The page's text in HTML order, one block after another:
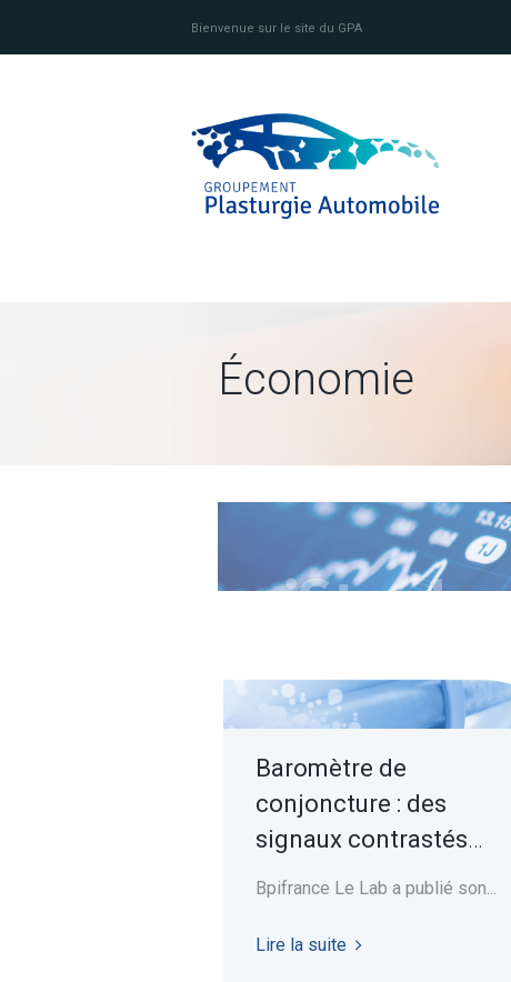
Bienvenue sur le site du GPA
Économie
Baromètre de
conjoncture : des
signaux contrastés
mais un regain de
Bpifrance Le Lab a publié son...
Lire la suite